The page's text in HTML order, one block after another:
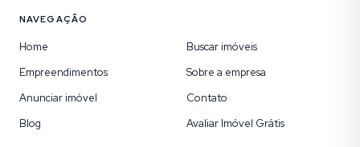
NAVEGAÇÃO
Home
Buscar imóveis
Empreendimentos
Sobre a empresa
Anunciar imóvel
Contato
Blog
Avaliar Imóvel Grátis